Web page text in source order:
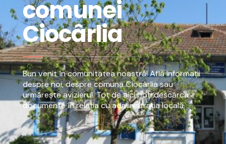
comunei
Ciocârlia
Bun venit în comunitatea noastră! Află informații
despre noi, despre comuna Ciocârlia sau
urmărește avizierul. Tot de aici poți descărca
documente în relația cu administrația locală.